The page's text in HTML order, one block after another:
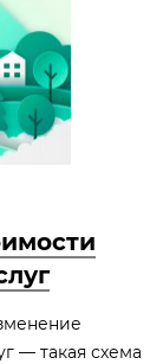
— такая схема